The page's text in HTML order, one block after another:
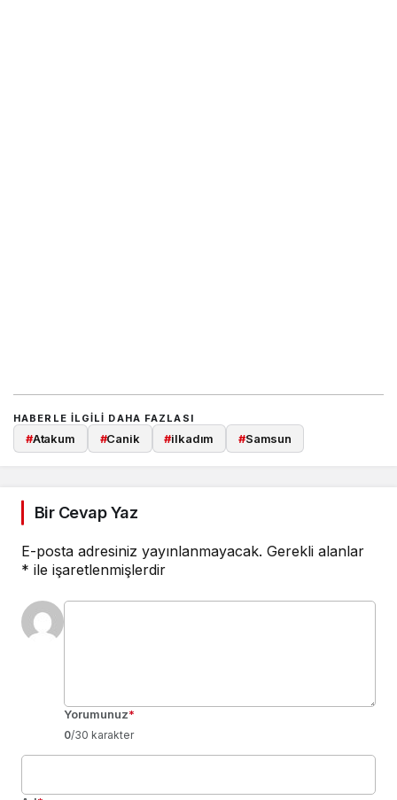
HABERLE ILGILI DAHA FAZLASI
#Atakum #Canik #ilkadım #Samsun
Bir Cevap Yaz
E-posta adresiniz yayınlanmayacak. Gerekli alanlar
* ile işaretlenmişlerdir
Yorumunuz*
0/30 karakter